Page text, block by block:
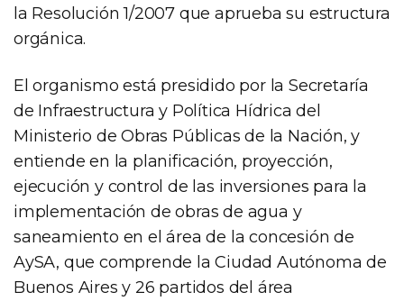
la Resolución 1/2007 que aprueba su estructura
orgánica.
El organismo está presidido por la Secretaría
de Infraestructura y Política Hídrica del
Ministerio de Obras Públicas de la Nación, y
entiende en la planificación, proyección,
ejecución y control de las inversiones para la
implementación de obras de agua y
saneamiento en el área de la concesión de
AySA, que comprende la Ciudad Autónoma de
Buenos Aires y 26 partidos del área